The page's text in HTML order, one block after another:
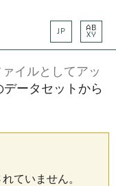
JP
AB
XY
ァイルとしてアッ
ータセットから
ていません。